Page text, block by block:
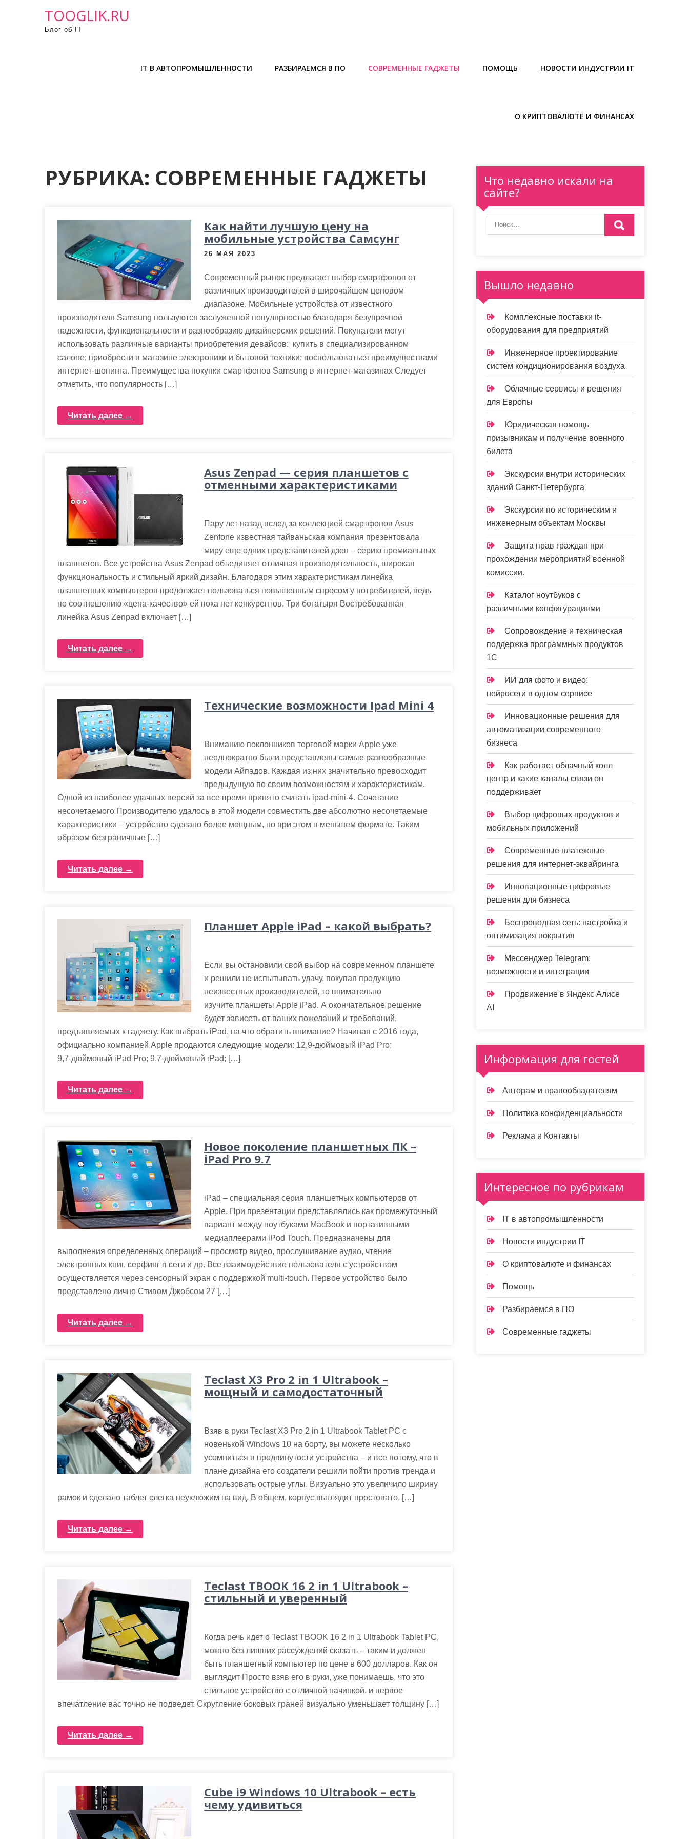
TOOGLIK.RU
Блог об IT
IT В АВТОПРОМЫШЛЕННОСТИ РАЗБИРАЕМСЯ В ПО СОВРЕМЕННЫЕ ГАДЖЕТЫ ПОМОЩЬ НОВОСТИ ИНДУСТРИИ IT
О КРИПТОВАЛЮТЕ И ФИНАНСАХ
РУБРИКА: СОВРЕМЕННЫЕ ГАДЖЕТЫ
Как найти лучшую цену на
мобильные устройства Самсунг
26 МАЯ 2023
Современный рынок предлагает выбор смартфонов от
различных производителей в широчайшем ценовом
диапазоне. Мобильные устройства от известного
производителя Samsung пользуются заслуженной популярностью благодаря безупречной
надежности, функциональности и разнообразию дизайнерских решений. Покупатели могут
использовать различные варианты приобретения девайсов: купить в специализированном
салоне; приобрести в магазине электроники и бытовой техники; воспользоваться преимуществами
интернет-шопинга. Преимущества покупки смартфонов Samsung в интернет-магазинах Следует
отметить, что популярность […]
Читать далее →
Asus Zenpad — серия планшетов с
отменными характеристиками
Пару лет назад вслед за коллекцией смартфонов Asus
Zenfone известная тайваньская компания презентовала
миру еще одних представителей дзен – серию премиальных
планшетов. Все устройства Asus Zenpad объединяет отличная производительность, широкая
функциональность и стильный яркий дизайн. Благодаря этим характеристикам линейка
планшетных компьютеров продолжает пользоваться повышенным спросом у потребителей, ведь
по соотношению «цена-качество» ей пока нет конкурентов. Три богатыря Востребованная
линейка Asus Zenpad включает […]
Читать далее →
Технические возможности Ipad Mini 4
Вниманию поклонников торговой марки Apple уже
неоднократно были представлены самые разнообразные
модели Айпадов. Каждая из них значительно превосходит
предыдущую по своим возможностям и характеристикам.
Одной из наиболее удачных версий за все время принято считать ipad-mini-4. Сочетание
несочетаемого Производителю удалось в этой модели совместить две абсолютно несочетаемые
характеристики – устройство сделано более мощным, но при этом в меньшем формате. Таким
образом безграничные […]
Читать далее →
Планшет Apple iPad – какой выбрать?
Если вы остановили свой выбор на современном планшете
и решили не испытывать удачу, покупая продукцию
неизвестных производителей, то внимательно
изучите планшеты Apple iPad. А окончательное решение
будет зависеть от ваших пожеланий и требований,
предъявляемых к гаджету. Как выбрать iPad, на что обратить внимание? Начиная с 2016 года,
официально компанией Apple продаются следующие модели: 12,9‑дюймовый iPad Pro;
9,7‑дюймовый iPad Pro; 9,7‑дюймовый iPad; […]
Читать далее →
Новое поколение планшетных ПК –
iPad Pro 9.7
iPad – специальная серия планшетных компьютеров от
Apple. При презентации представлялись как промежуточный
вариант между ноутбуками MacBook и портативными
медиаплеерами iPod Touch. Предназначены для
выполнения определенных операций – просмотр видео, прослушивание аудио, чтение
электронных книг, серфинг в сети и др. Все взаимодействие пользователя с устройством
осуществляется через сенсорный экран с поддержкой multi-touch. Первое устройство было
представлено лично Стивом Джобсом 27 […]
Читать далее →
Teclast X3 Pro 2 in 1 Ultrabook –
мощный и самодостаточный
Взяв в руки Teclast X3 Pro 2 in 1 Ultrabook Tablet PC с
новенькой Windows 10 на борту, вы можете несколько
усомниться в продвинутости устройства – и все потому, что в
плане дизайна его создатели решили пойти против тренда и
использовать острые углы. Визуально это увеличило ширину
рамок и сделало таблет слегка неуклюжим на вид. В общем, корпус выглядит простовато, […]
Читать далее →
Teclast TBOOK 16 2 in 1 Ultrabook –
стильный и уверенный
Когда речь идет о Teclast TBOOK 16 2 in 1 Ultrabook Tablet PC,
можно без лишних рассуждений сказать – таким и должен
быть планшетный компьютер по цене в 600 долларов. Как он
выглядит Просто взяв его в руки, уже понимаешь, что это
стильное устройство с отличной начинкой, и первое
впечатление вас точно не подведет. Скругление боковых граней визуально уменьшает толщину […]
Читать далее →
Cube i9 Windows 10 Ultrabook – есть
чему удивиться
Что недавно искали на
сайте?
Вышло недавно
Комплексные поставки it-
оборудования для предприятий
Инженерное проектирование
систем кондиционирования воздуха
Облачные сервисы и решения
для Европы
Юридическая помощь
призывникам и получение военного
билета
Экскурсии внутри исторических
зданий Санкт-Петербурга
Экскурсии по историческим и
инженерным объектам Москвы
Защита прав граждан при
прохождении мероприятий военной
комиссии.
Каталог ноутбуков с
различными конфигурациями
Сопровождение и техническая
поддержка программных продуктов
1С
ИИ для фото и видео:
нейросети в одном сервисе
Инновационные решения для
автоматизации современного
бизнеса
Как работает облачный колл
центр и какие каналы связи он
поддерживает
Выбор цифровых продуктов и
мобильных приложений
Современные платежные
решения для интернет-эквайринга
Инновационные цифровые
решения для бизнеса
Беспроводная сеть: настройка и
оптимизация покрытия
Мессенджер Telegram:
возможности и интеграции
Продвижение в Яндекс Алисе
AI
Информация для гостей
Авторам и правообладателям
Политика конфиденциальности
Реклама и Контакты
Интересное по рубрикам
IT в автопромышленности
Новости индустрии IT
О криптовалюте и финансах
Помощь
Разбираемся в ПО
Современные гаджеты